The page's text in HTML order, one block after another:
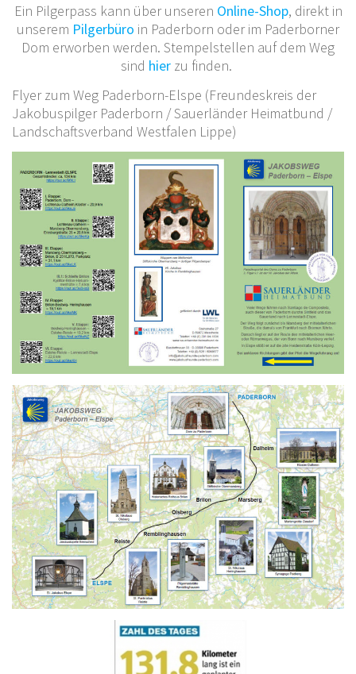
Ein Pilgerpass kann über unseren Online-Shop, direkt in
unserem Pilgerbüro in Paderborn oder im Paderborner
Dom erworben werden. Stempelstellen auf dem Weg
sind hier zu finden.
Flyer zum Weg Paderborn-Elspe (Freundeskreis der
Jakobuspilger Paderborn / Sauerländer Heimatbund /
Landschaftsverband Westfalen Lippe)